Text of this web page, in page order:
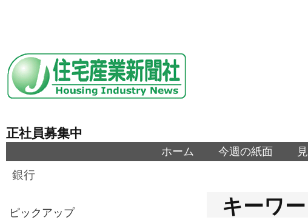
正社員募集中
ホーム 今週の紙面
銀行
キーワ
ピックアップ